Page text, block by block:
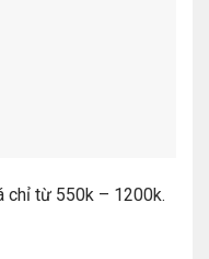
chỉ từ 550k – 1200k.